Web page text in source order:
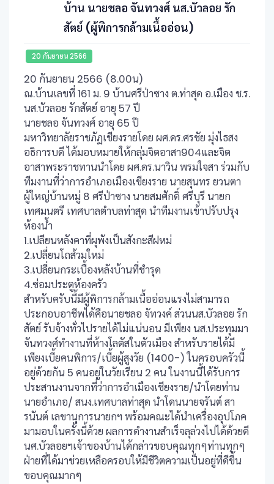
บ้าน นายชลอ จันทวงศ์ นส.บัวลอย รัก
สัตย์ (ผู้พิการกล้ามเนื้ออ่อน)
20 กันยายน 2566
20 กันยายน 2566 (8.00น)
ณ.บ้านเลขที่ 161 ม. 9 บ้านศรีป่าซาง ต.ท่าสุด อ.เมือง ช.ร.
นส.บัวลอย รักสัตย์ อายุ 57 ปี
นายชลอ จันทวงศ์ อายุ 65 ปี
มหาวิทยาลัยราชภัฏเชียงรายโดย ผศ.ดร.ศรชัย มุ่งไธสง
อธิการบดี ได้มอบหมายให้กลุ่มจิตอาสา904และจิต
อาสาพระราชทานนำโดย ผศ.ดร.นาวิน พรมใจสา ร่วมกับ
ทีมงานที่ว่าการอำเภอเมืองเขียงราย นายสุนทร ยวนตา
ผู้ใหญ่บ้านหมู่ 8 ศรีป่าซาง นายสมศักดิ์ ศรีบุรี นายก
เทศมนตรี เทศบาลตำบลท่าสุด นำทีมงานเข้าปรับปรุง
ห้องน้ำ
1.เปลียนหลังคาที่ผุพังเป็นสังกะสีฝหม่
2.เปลี่ยนโถส้วมใหม่
3.เปลี่ยนกระเบื้องหลังบ้านที่ชำรุด
4.ซ่อมประตูห้องครัว
สำหรับครับนี้มีผู้พิการกล้ามเนื้ออ่อนแรงไม่สามารถ
ประกอบอาชีพได้คือนายชลอ จัทวงค์ ส่วนนส.บัวลอย รัก
สัตย์ รับจ้างทั่วไปรายได้ไม่แน่นอน มีเพียง นส.ประทุมมา
จันทวงศ์ทำงานที่ห้างโลตัสในตัวเมือง สำหรับรายได้มี
เพียงเบี้ยคนพิการ/เบี้ยผู้สูงวัย (1400-) ในครอบครัวนี้
อยู่ด้วยกัน 5 คนอยู่ในวัยเรียน 2 คน ในงานนี้ได้รับการ
ประสานงานจากที่ว่าการอำเมืองเชียงราย/นำโดยท่าน
นายอำเภอ/ สนง.เทศบาลท่าสุด นำโดนนายจรันต์ สา
รนันต์ เลขานุการนายกฯ พร้อมคณะได้นำเครื่องอุปโภค
มามอบในครั้งนี้ด้วย ผลการดำงานสำเร็จลุล่วงไปได้ด้วยดี
นศ.บัวลอยฯเจ้าของบ้านได้กล่าวขอบคุณทุกๆท่านทุกๆ
ฝ่ายที่ได้มาช่วยเหลือครอบให้มีชีวิตความเป็นอยู่ที่ดีขึ้น
ขอบคุณมากๆ